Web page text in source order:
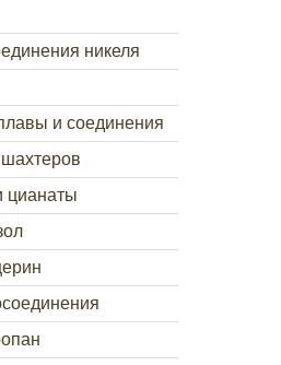
никеля
и соединения
цианаты